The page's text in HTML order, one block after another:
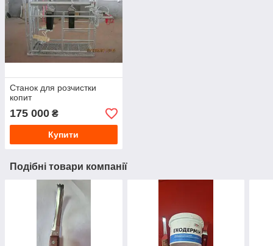
Станок для розчистки
копит
175 000 ₴
Купити
Подібні товари компанії